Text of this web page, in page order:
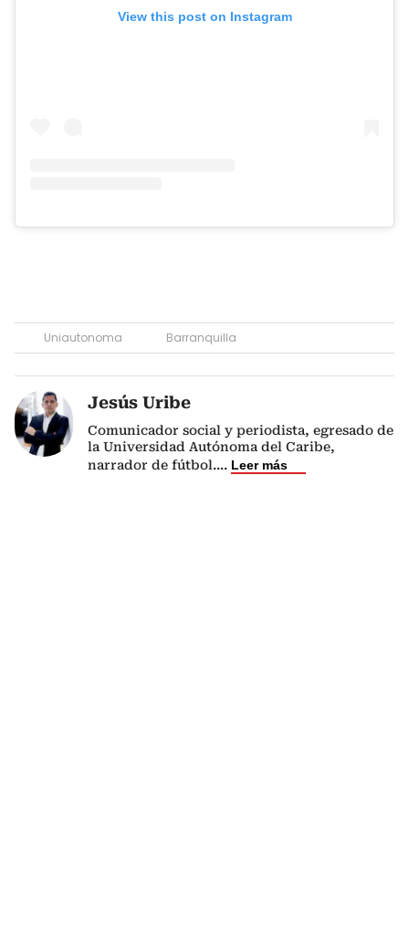
View this post on Instagram
Uniautonoma Barranquilla
Jesús Uribe
Comunicador social y periodista, egresado de
la Universidad Autónoma del Caribe,
narrador de fútbol.... Leer más